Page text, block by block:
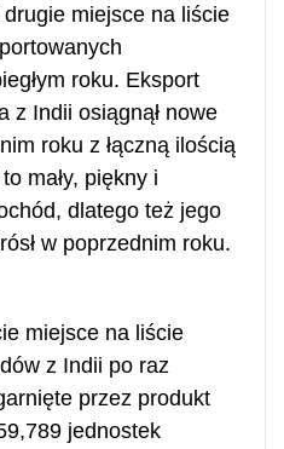
drugie miejsce na liście
roku. Eksport
z Indii osiągnął nowe
roku z łączną ilością
mały, piękny i
dlatego też jego
w poprzednim roku.
miejsce na liście
z Indii po raz
przez produkt
jednostek